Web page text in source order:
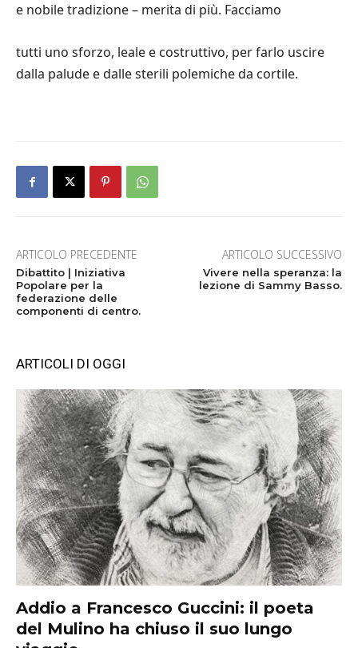
e nobile tradizione – merita di più. Facciamo
tutti uno sforzo, leale e costruttivo, per farlo uscire
dalla palude e dalle sterili polemiche da cortile.
ARTICOLO PRECEDENTE
Dibattito | Iniziativa
Popolare per la
federazione delle
componenti di centro.
ARTICOLO SUCCESSIVO
Vivere nella speranza: la
lezione di Sammy Basso.
ARTICOLI DI OGGI
Addio a Francesco Guccini: il poeta
del Mulino ha chiuso il suo lungo